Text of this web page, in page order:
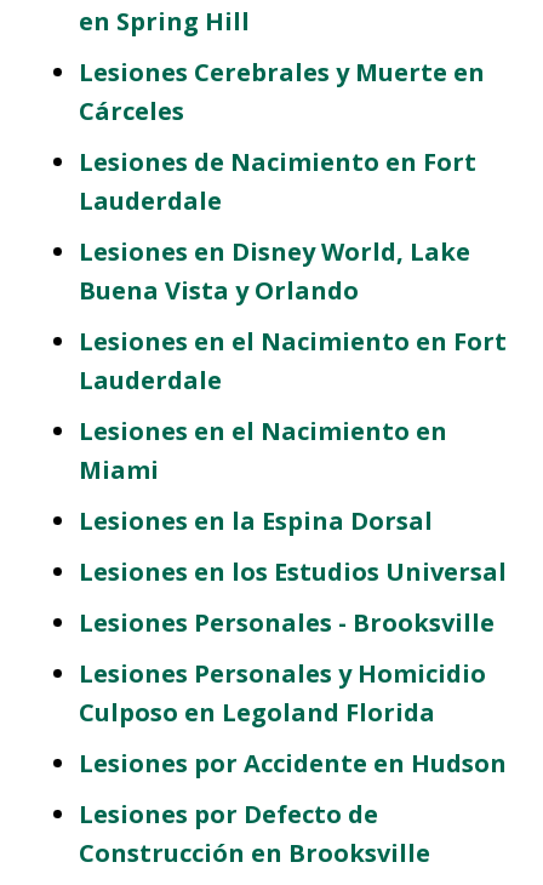
en Spring Hill
Lesiones Cerebrales y Muerte en
Cárceles
Lesiones de Nacimiento en Fort
Lauderdale
Lesiones en Disney World, Lake
Buena Vista y Orlando
Lesiones en el Nacimiento en Fort
Lauderdale
Lesiones en el Nacimiento en
Miami
Lesiones en la Espina Dorsal
Lesiones en los Estudios Universal
Lesiones Personales - Brooksville
Lesiones Personales y Homicidio
Culposo en Legoland Florida
Lesiones por Accidente en Hudson
Lesiones por Defecto de
Construcción en Brooksville